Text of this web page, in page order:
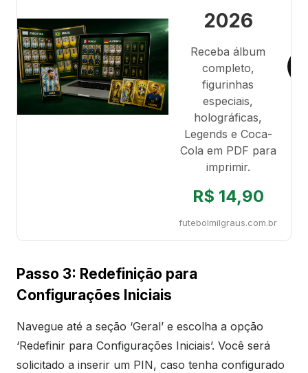
2026
Receba álbum
completo,
figurinhas
especiais,
holográficas,
Legends e Coca-
Cola em PDF para
imprimir.
R$ 14,90
futebolmilgraus.com.br
Passo 3: Redefinição para
Configurações Iniciais
Navegue até a seção ‘Geral’ e escolha a opção
‘Redefinir para Configurações Iniciais’. Você será
solicitado a inserir um PIN, caso tenha configurado